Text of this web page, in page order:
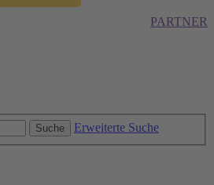
PARTNER
Suche Erweiterte Suche